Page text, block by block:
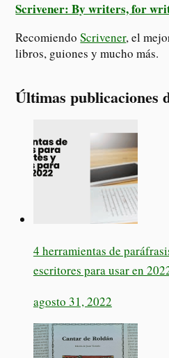
Scrivener: By writers, for
RecomiendoScrivener, el
libros, guiones y mucho más.
Últimas publicaciones
4 herramientas de
escritores para usar en
agosto 31, 2022